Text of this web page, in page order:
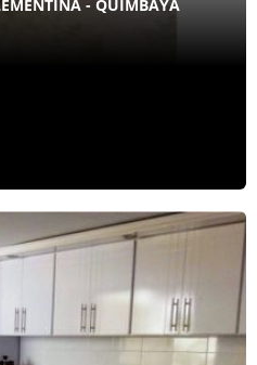
- QUIMBAYA